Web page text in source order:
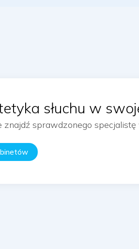
słuchu w
znajdź sprawdzonego specjalistę